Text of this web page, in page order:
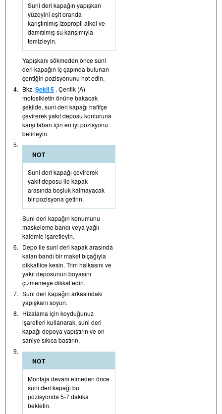
Suni deri kapağın yapışkan
yüzeyini eşit oranda
karıştırılmış izopropil alkol ve
damıtılmış su karışımıyla
temizleyin.
Yapışkanı sökmeden önce suni
deri kapağın iç çapında bulunan
çentiğin pozisyonunu not edin.
4. Bkz. Şekil 5 . Çentik (A)
motosikletin önüne bakacak
şekilde, suni deri kapağı hafifçe
çevirerek yakıt deposu konturuna
karşı taban için en iyi pozisyonu
belirleyin.
5.
NOT
Suni deri kapağı çevirerek
yakıt deposu ile kapak
arasında boşluk kalmayacak
bir pozisyona getirin.
Suni deri kapağın konumunu
maskeleme bandı veya yağlı
kalemle işaretleyin.
6. Depo ile suni deri kapak arasında
kalan bandı bir maket bıçağıyla
dikkatlice kesin. Trim halkasını ve
yakıt deposunun boyasını
çizmemeye dikkat edin.
7. Suni deri kapağın arkasındaki
yapışkanı soyun.
8. Hizalama için koyduğunuz
işaretleri kullanarak, suni deri
kapağı depoya yapıştırın ve on
saniye sıkıca bastırın.
9.
NOT
Montaja devam etmeden önce
suni deri kapağı bu
pozisyonda 5-7 dakika
bekletin.